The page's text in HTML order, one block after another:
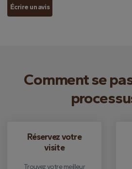
Écrire un avis
Comment se
Réservez votre
visite
Trouvez votre meilleur